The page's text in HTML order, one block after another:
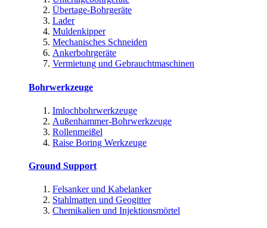
Übertage-Bohrgeräte
Lader
Muldenkipper
Mechanisches Schneiden
Ankerbohrgeräte
Vermietung und Gebrauchtmaschinen
Bohrwerkzeuge
Imlochbohrwerkzeuge
Außenhammer-Bohrwerkzeuge
Rollenmeißel
Raise Boring Werkzeuge
Ground Support
Felsanker und Kabelanker
Stahlmatten und Geogitter
Chemikalien und Injektionsmörtel